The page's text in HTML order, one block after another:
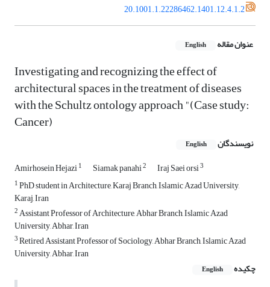
20.1001.1.22286462.1401.12.4.1.2
عنوان مقاله English
Investigating and recognizing the effect of
architectural spaces in the treatment of diseases
with the Schultz ontology approach "(Case study:
Cancer)
نویسندگان English
Amirhosein Hejazi1 Siamak panahi2 Iraj Saei orsi3
1PhD student in Architecture, Karaj Branch, Islamic Azad University,
Karaj, Iran
2Assistant Professor of Architecture, Abhar Branch, Islamic Azad
University, Abhar, Iran
3Retired Assistant Professor of Sociology, Abhar Branch, Islamic Azad
University, Abhar, Iran
چکیده
English